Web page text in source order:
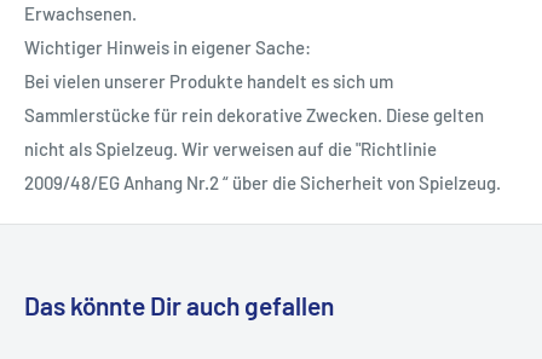
Erwachsenen.
Wichtiger Hinweis in eigener Sache:
Bei vielen unserer Produkte handelt es sich um
Sammlerstücke für rein dekorative Zwecken. Diese gelten
nicht als Spielzeug. Wir verweisen auf die "Richtlinie
2009/48/EG Anhang Nr.2 “ über die Sicherheit von Spielzeug.
Das könnte Dir auch gefallen